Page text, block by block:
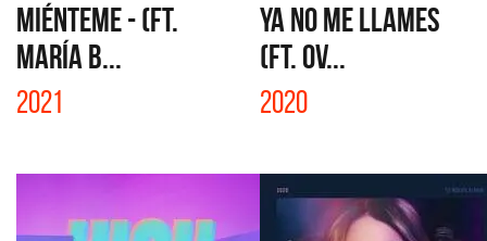
MIÉNTEME - (FT.
MARÍA B...
2021
YA NO ME LLAMES
(FT. OV...
2020